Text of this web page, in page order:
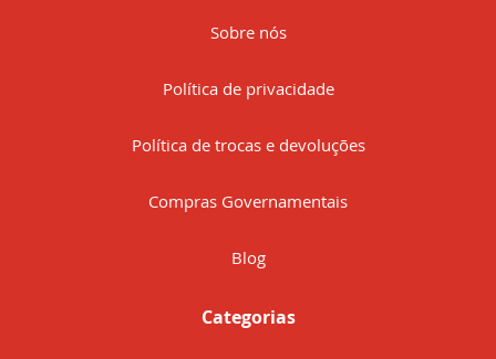
Sobre nós
Política de privacidade
Política de trocas e devoluções
Compras Governamentais
Blog
Categorias